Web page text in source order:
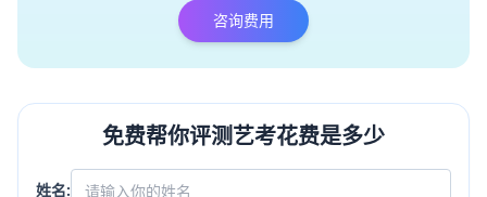
咨询费用
免费帮你评测艺考花费是多少
姓名: